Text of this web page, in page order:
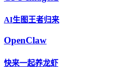
AI生图王者归来
OpenClaw
快来一起养龙虾